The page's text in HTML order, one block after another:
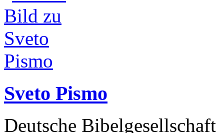
Sveto Pismo
Deutsche Bibelgesellschaft